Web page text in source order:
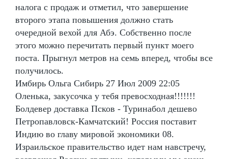
налога с продаж и отметил, что завершение
второго этапа повышения должно стать
очередной вехой для Абэ. Собственно после
этого можно перечитать первый пункт моего
поста. Прыгнул метров на семь вперед, чтобы все
получилось.
Имбирь Ольга Сибирь 27 Июл 2009 22:05
Оленька, закусочка у тебя превосходная!!!!!!!
Болдевер доставка Псков - Туринабол дешево
Петропавловск-Камчатский! Россия поставит
Индию во главу мировой экономики 08.
Израильское правительство идет нам навстречу,